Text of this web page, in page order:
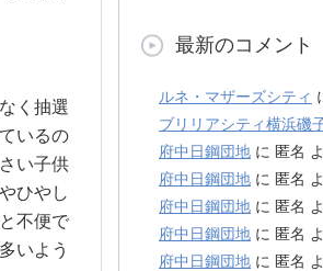
く抽選
いるの
い子供
ひやし
不便で
いよう
最新のコメント
ルネ・マザーズシティ
ブリリアシティ横浜磯
府中日鋼団地 に 匿名
府中日鋼団地 に 匿名
府中日鋼団地 に 匿名
府中日鋼団地 に 匿名
府中日鋼団地 に 匿名